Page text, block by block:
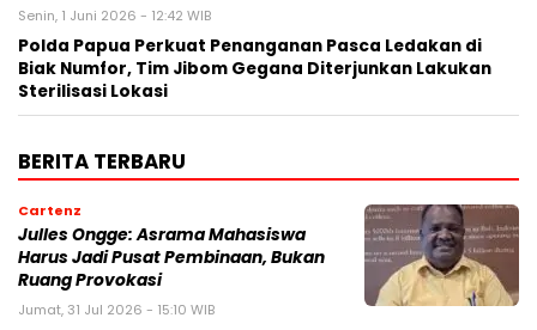
Senin, 1 Juni 2026 - 12:42 WIB
Polda Papua Perkuat Penanganan Pasca Ledakan di
Biak Numfor, Tim Jibom Gegana Diterjunkan Lakukan
Sterilisasi Lokasi
BERITA TERBARU
Cartenz
Julles Ongge: Asrama Mahasiswa
Harus Jadi Pusat Pembinaan, Bukan
Ruang Provokasi
Jumat, 31 Jul 2026 - 15:10 WIB